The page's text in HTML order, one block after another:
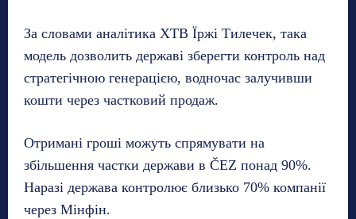
За словами аналітика XTB Їржі Тилечек, така
модель дозволить державі зберегти контроль над
стратегічною генерацією, водночас залучивши
кошти через частковий продаж.
Отримані гроші можуть спрямувати на
збільшення частки держави в ČEZ понад 90%.
Наразі держава контролює близько 70% компанії
через Мінфін.